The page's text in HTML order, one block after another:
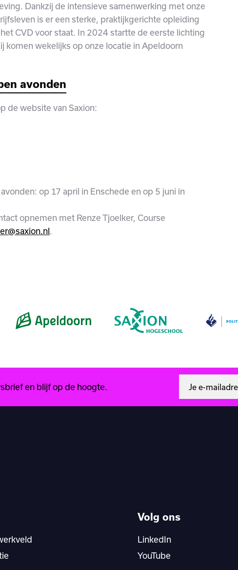
Dankzij de intensieve samenwerking met onze
is er een sterke, praktijkgerichte opleiding
CVD voor staat. In 2024 startte de eerste lichting
komen wekelijks op onze locatie in Apeldoorn
avonden
de website van Saxion:
op 17 april in Enschede en op 5 juni in
opnemen met Renze Tjoelker, Course
en blijf op de hoogte.
Volg ons
LinkedIn
YouTube